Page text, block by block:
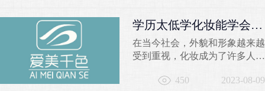
公室、枯燥的工作内容，让我迫
切渴望寻求一种突破，实现职业
和激情的完美融合。那么，客服
转行学化妆可以吗？让我从不同
妆培训将为你开启一个崭新的...
学历太低学化妆能学会
吗？
在当今社会，外貌和形象越来越
受到重视，化妆成为了许多人关
较低的人来说，学习化妆是否可
450 2023-08-09